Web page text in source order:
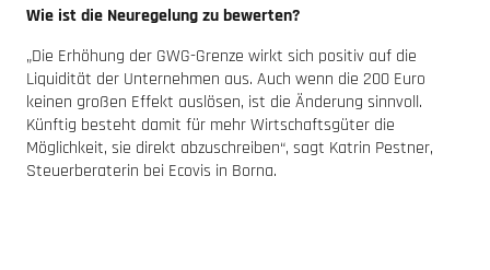
Wie ist die Neuregelung zu bewerten?
„Die Erhöhung der GWG-Grenze wirkt sich positiv auf die
Liquidität der Unternehmen aus. Auch wenn die 200 Euro
keinen großen Effekt auslösen, ist die Änderung sinnvoll.
Künftig besteht damit für mehr Wirtschaftsgüter die
Möglichkeit, sie direkt abzuschreiben“, sagt Katrin Pestner,
Steuerberaterin bei Ecovis in Borna.